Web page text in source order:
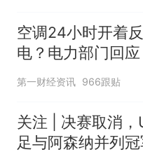
空调24小时开着
电？电力部门回应
第一财经资讯 966跟贴
关注 | 决赛取消，
足与阿森纳并列冠